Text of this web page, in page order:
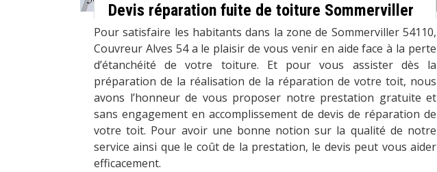
Devis réparation fuite de toiture Sommerviller
Pour satisfaire les habitants dans la zone de Sommerviller 54110,
Couvreur Alves 54 a le plaisir de vous venir en aide face à la perte
d’étanchéité de votre toiture. Et pour vous assister dès la
préparation de la réalisation de la réparation de votre toit, nous
avons l’honneur de vous proposer notre prestation gratuite et
sans engagement en accomplissement de devis de réparation de
votre toit. Pour avoir une bonne notion sur la qualité de notre
service ainsi que le coût de la prestation, le devis peut vous aider
efficacement.